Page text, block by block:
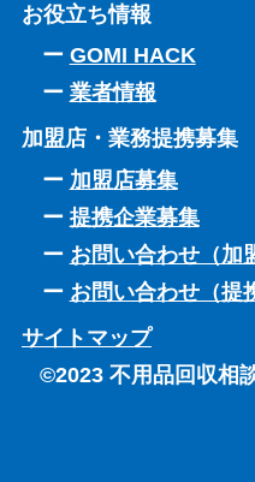
お役立ち情報
GOMI HACK
業者情報
加盟店・業務提携募集
加盟店募集
提携企業募集
お問い合わせ（加
お問い合わせ（提
サイトマップ
©2023 不用品回収相